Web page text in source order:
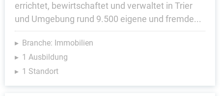
errichtet, bewirtschaftet und verwaltet in Trier
und Umgebung rund 9.500 eigene und fremde...
Branche: Immobilien
1 Ausbildung
1 Standort